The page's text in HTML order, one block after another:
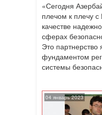
«Сегодня
плечом к плечу
качестве
сферах
Это партнерство
фундаментом
системы
04 январь 2023